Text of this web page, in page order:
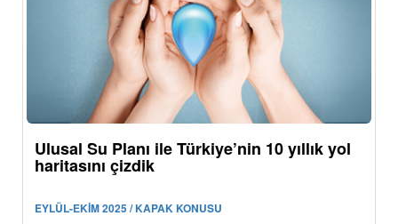
Ulusal Su Planı ile Türkiye’nin 10 yıllık yol
haritasını çizdik
EYLÜL-EKİM 2025 / KAPAK KONUSU